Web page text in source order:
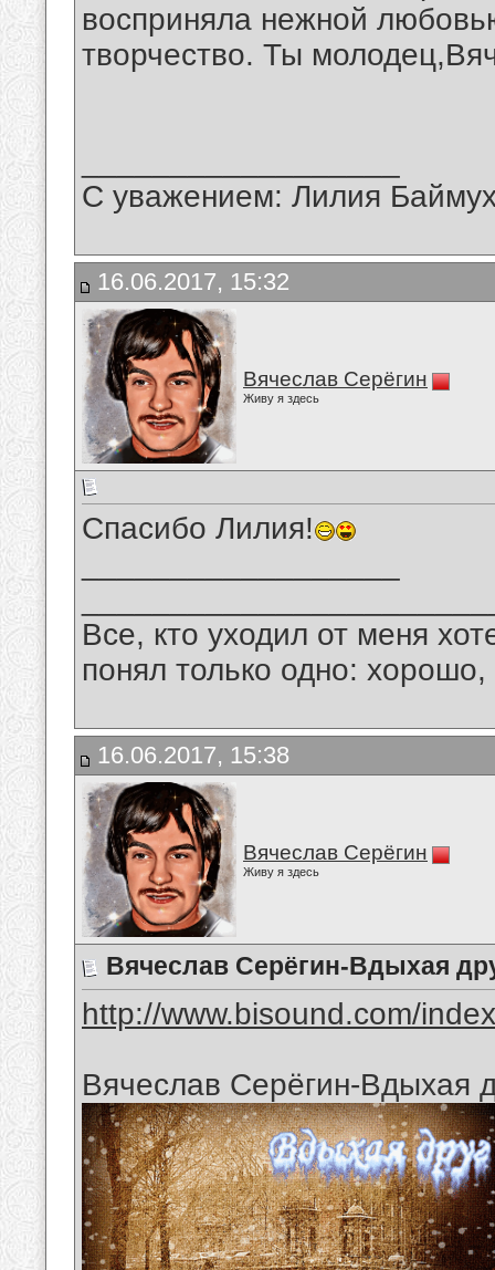
восприняла нежной
творчество. Ты
С уважением: Лилия
16.06.2017, 15:32
Вячеслав Серёгин
Живу я здесь
Спасибо Лилия!
Все, кто уходил от меня
понял только одно:
16.06.2017, 15:38
Вячеслав Серёгин
Живу я здесь
Вячеслав Серёгин-Вдыхая
http://www.bisound.com/
Вячеслав Серёгин-Вдыхая